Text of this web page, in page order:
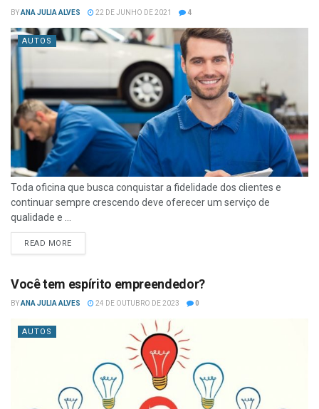
BYANA JULIA ALVES 22 DE JUNHO DE 2021 4
AUTOS
Toda oficina que busca conquistar a fidelidade dos clientes e
continuar sempre crescendo deve oferecer um serviço de
qualidade e ...
READ MORE
Você tem espírito empreendedor?
BYANA JULIA ALVES 24 DE OUTUBRO DE 2023 0
AUTOS